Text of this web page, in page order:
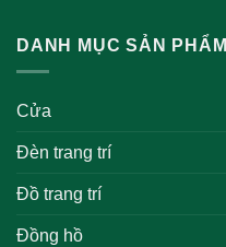
DANH MỤC SẢN PHẨM
Cửa
Đèn trang trí
Đồ trang trí
Đồng hồ